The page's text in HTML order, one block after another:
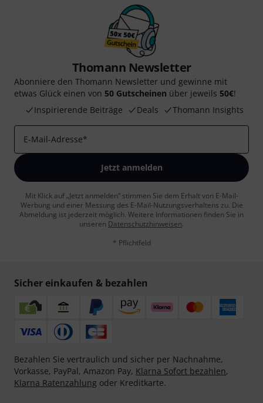
Thomann Newsletter
Abonniere den Thomann Newsletter und gewinne mit
etwas Glück einen von 50 Gutscheinen über jeweils 50€!
Inspirierende Beiträge
Deals Thomann Insights
E-Mail-Adresse*
Jetzt anmelden
Mit Klick auf „Jetzt anmelden“ stimmen Sie dem Erhalt von E-Mail-
Werbung und einer Messung des E-Mail-Nutzungsverhaltens zu. Die
Abmeldung ist jederzeit möglich. Weitere Informationen finden Sie in
unseren Datenschutzhinweisen.
* Pflichtfeld
Sicher einkaufen & bezahlen
Bezahlen Sie vertraulich und sicher per Nachnahme,
Vorkasse, PayPal, Amazon Pay, Klarna Sofort bezahlen,
Klarna Ratenzahlung oder Kreditkarte.